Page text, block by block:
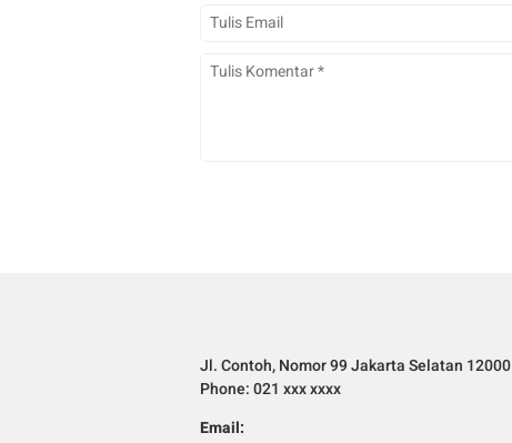
Jl. Contoh, Nomor 99 Jakarta Selatan 12000
Phone: 021 xxx xxxx
Email: